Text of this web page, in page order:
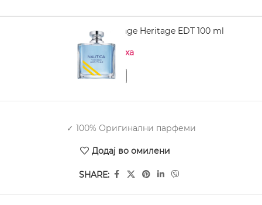
NAUTICA Voyage Heritage EDT 100 ml
Нема на залиха
✓ 100% Оригинални парфеми
Додај во омилени
SHARE: